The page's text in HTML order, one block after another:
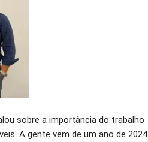
sobre a importância do trabalho
A gente vem de um ano de 2024